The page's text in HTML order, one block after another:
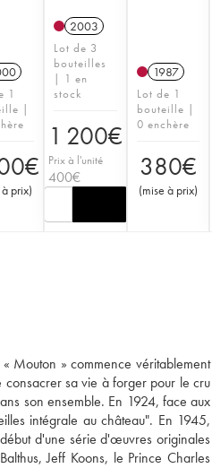
1
|
€
prix)
2003
Lot de 3
bouteilles
| 1 en
stock
1 200€
Prix à l'unité
400€
1987
Lot de 1
bouteille |
0 enchère
380€
(mise à prix)
Mouton » commence véritablement
sa vie à forger pour le cru
son ensemble. En 1924, face aux
intégrale au château". En 1945,
d'une série d'œuvres originales
Jeff Koons, le Prince Charles